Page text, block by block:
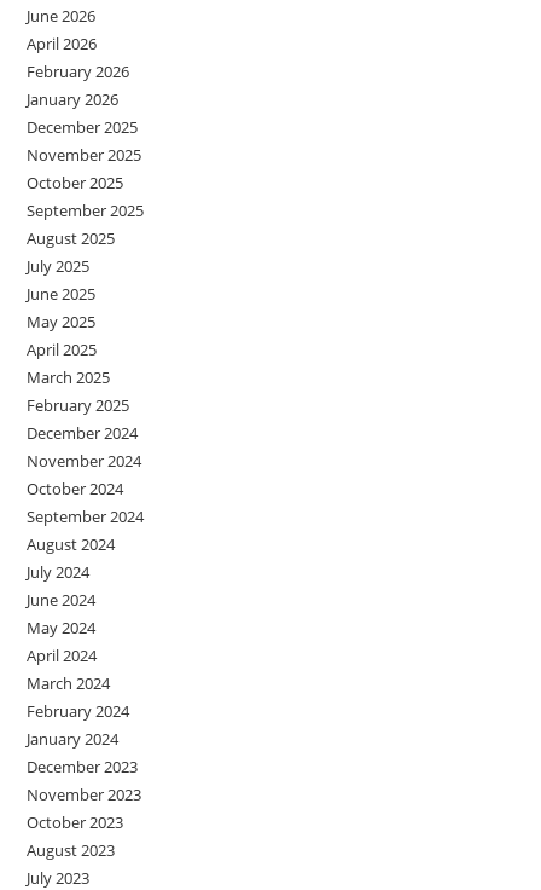
June 2026
April 2026
February 2026
January 2026
December 2025
November 2025
October 2025
September 2025
August 2025
July 2025
June 2025
May 2025
April 2025
March 2025
February 2025
December 2024
November 2024
October 2024
September 2024
August 2024
July 2024
June 2024
May 2024
April 2024
March 2024
February 2024
January 2024
December 2023
November 2023
October 2023
August 2023
July 2023